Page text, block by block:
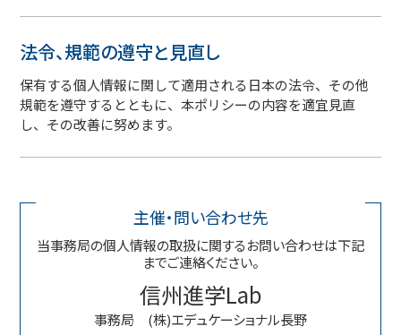
法令、規範の遵守と見直し
保有する個人情報に関して適用される日本の法令、その他
規範を遵守するとともに、本ポリシーの内容を適宜見直
し、その改善に努めます。
主催・問い合わせ先
当事務局の個人情報の取扱に関するお問い合わせは下記
までご連絡ください。
信州進学Lab
事務局 (株)エデュケーショナル長野